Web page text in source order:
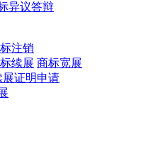
异议答辩
注销
续展 商标宽展
证明申请